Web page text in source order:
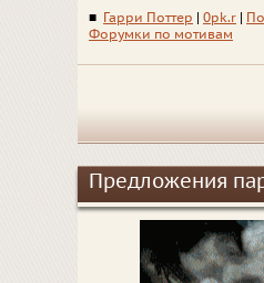
■ Гарри Поттер 0pk.r
Форумки по мотивам
Предложения